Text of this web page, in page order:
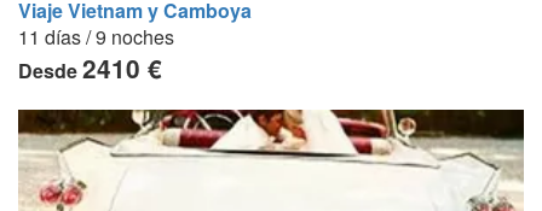
Viaje Vietnam y Camboya
11 días / 9 noches
Desde2410 €